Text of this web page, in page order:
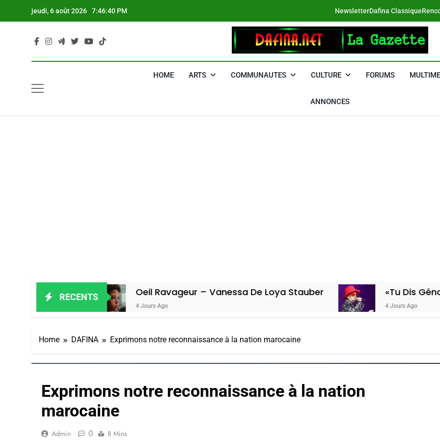
jeudi, 6 août 2026 7:46:41 PM NewsletterDafina Classique
DAFINA
HOME ARTS COMMUNAUTES CULTURE FORUMS
ANNONCES
RECENTSOeil Ravageur – Vanessa De Loya Stauber
4 Jours Ago
«Tu Dis Génocide, Je
4 Jours Ago
Home DAFINA Exprimons notre reconnaissance à la nation marocaine
Exprimons notre reconnaissance à la nation
marocaine
Admin 0 8 Mins